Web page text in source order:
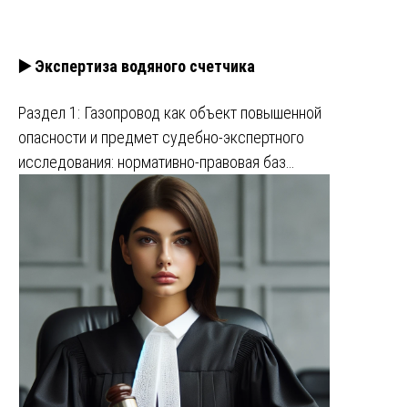
▶️ Экспертиза водяного счетчика
Раздел 1: Газопровод как объект повышенной
опасности и предмет судебно-экспертного
исследования: нормативно-правовая баз…